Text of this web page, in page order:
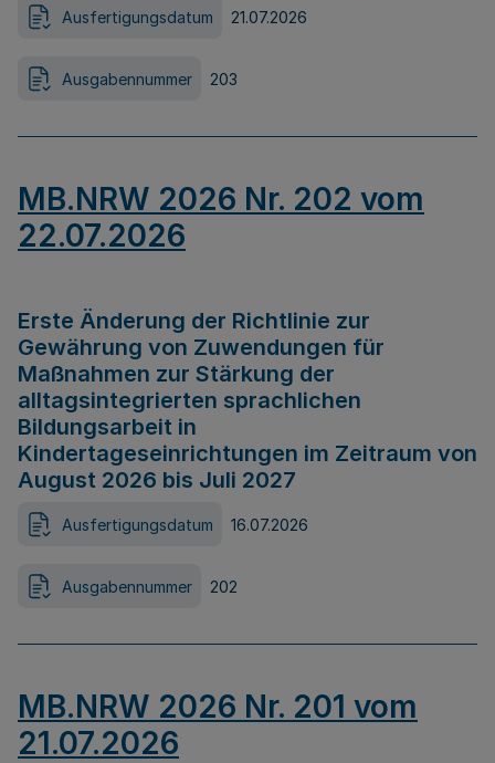
Ausfertigungsdatum 21.07.2026
Ausgabennummer 203
MB.NRW 2026 Nr. 202 vom
22.07.2026
Erste Änderung der Richtlinie zur
Gewährung von Zuwendungen für
Maßnahmen zur Stärkung der
alltagsintegrierten sprachlichen
Bildungsarbeit in
Kindertageseinrichtungen im Zeitraum von
August 2026 bis Juli 2027
Ausfertigungsdatum 16.07.2026
Ausgabennummer 202
MB.NRW 2026 Nr. 201 vom
21.07.2026